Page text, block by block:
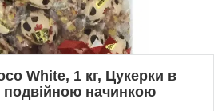
White, 1 кг, Цукерки в
подвійною начинкою